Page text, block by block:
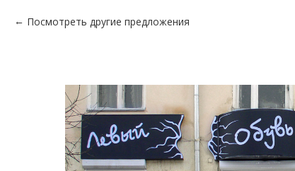
Посмотреть другие предложения